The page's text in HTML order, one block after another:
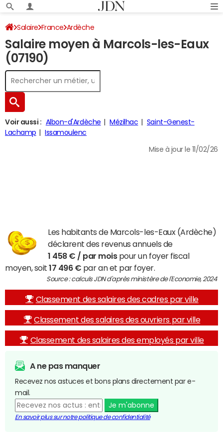
Salaire France Ardèche
Salaire moyen à Marcols-les-Eaux
(07190)
Voir aussi : Albon-d'Ardèche Mézilhac
Saint-Genest-
Lachamp
Issamoulenc
Mise à jour le 11/02/26
Les habitants de Marcols-les-Eaux (Ardèche)
déclarent des revenus annuels de
1 458 € / par moispour un foyer fiscal
moyen, soit17 496 € par an et par foyer.
Source : calculs JDN d'après ministère de l'Economie, 2024
Classement des salaires des cadres par ville
Classement des salaires des ouvriers par ville
Classement des salaires des employés par ville
A ne pas manquer
Recevez nos astuces et bons plans directement par e-
mail.
Je m'abonne
En savoir plus sur notre politique de confidentialité